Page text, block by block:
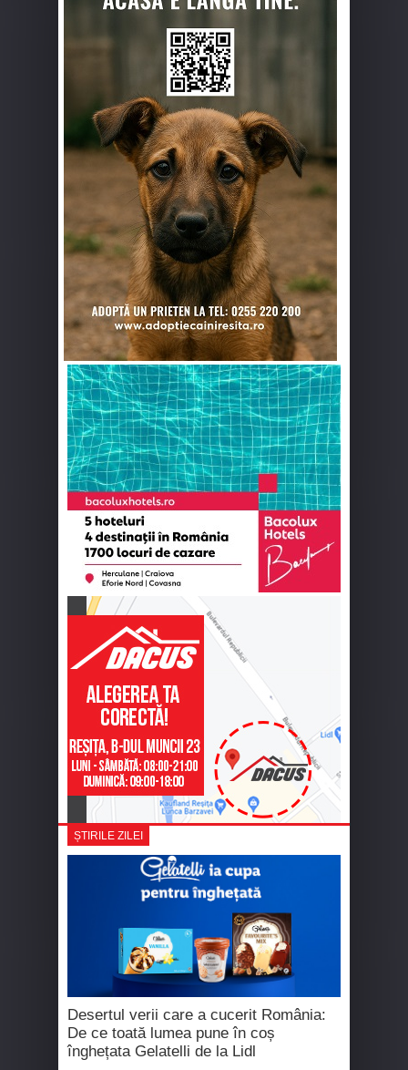
ȘTIRILE ZILEI
Desertul verii care a cucerit România:
De ce toată lumea pune în coș
înghețata Gelatelli de la Lidl